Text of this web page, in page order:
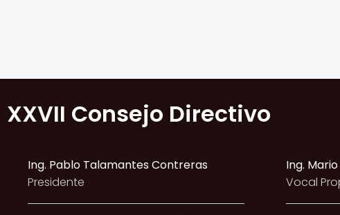
XXVII Consejo Directivo
Ing. Pablo Talamantes Contreras
Presidente
Ing.
Vocal